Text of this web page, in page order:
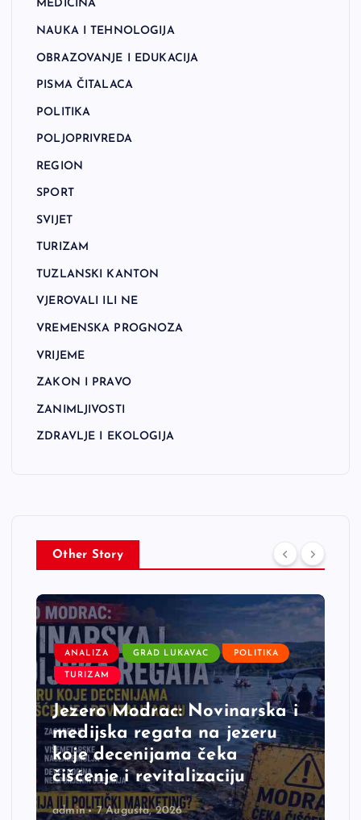
MEDICINA
NAUKA I TEHNOLOGIJA
OBRAZOVANJE I EDUKACIJA
PISMA ČITALACA
POLITIKA
POLJOPRIVREDA
REGION
SPORT
SVIJET
TURIZAM
TUZLANSKI KANTON
VJEROVALI ILI NE
VREMENSKA PROGNOZA
VRIJEME
ZAKON I PRAVO
ZANIMLJIVOSTI
ZDRAVLJE I EKOLOGIJA
Other Story
ANALIZA GRAD LUKAVAC POLITIKA
TURIZAM
Jezero Modrac: Novinarska i
medijska regata na jezeru
koje decenijama čeka
čišćenje i revitalizaciju
admin 7 Augusta, 2026